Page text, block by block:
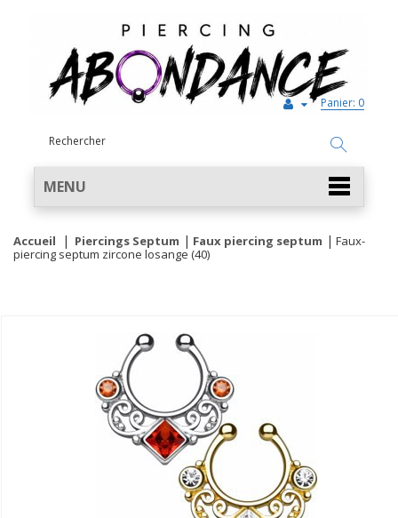
Panier: 0
MENU
Accueil Piercings Septum Faux piercing septum
Faux-
piercing septum zircone losange (40)